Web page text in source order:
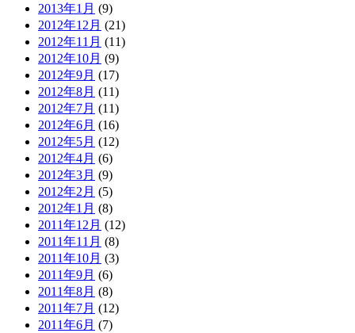
2013年1月 (9)
2012年12月 (21)
2012年11月 (11)
2012年10月 (9)
2012年9月 (17)
2012年8月 (11)
2012年7月 (11)
2012年6月 (16)
2012年5月 (12)
2012年4月 (6)
2012年3月 (9)
2012年2月 (5)
2012年1月 (8)
2011年12月 (12)
2011年11月 (8)
2011年10月 (3)
2011年9月 (6)
2011年8月 (8)
2011年7月 (12)
2011年6月 (7)